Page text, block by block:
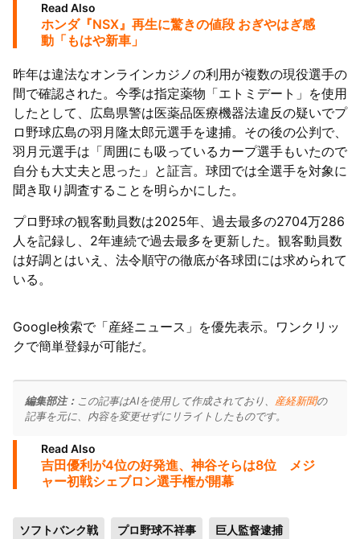
Read Also
ホンダ『NSX』再生に驚きの値段 おぎやはぎ感
動「もはや新車」
昨年は違法なオンラインカジノの利用が複数の現役選手の
間で確認された。今季は指定薬物「エトミデート」を使用
したとして、広島県警は医薬品医療機器法違反の疑いでプ
ロ野球広島の羽月隆太郎元選手を逮捕。その後の公判で、
羽月元選手は「周囲にも吸っているカープ選手もいたので
自分も大丈夫と思った」と証言。球団では全選手を対象に
聞き取り調査することを明らかにした。
プロ野球の観客動員数は2025年、過去最多の2704万286
人を記録し、2年連続で過去最多を更新した。観客動員数
は好調とはいえ、法令順守の徹底が各球団には求められて
いる。
Google検索で「産経ニュース」を優先表示。ワンクリッ
クで簡単登録が可能だ。
編集部注： この記事はAIを使用して作成されており、 産経新聞の
記事を元に、内容を変更せずにリライトしたものです。
Read Also
吉田優利が4位の好発進、神谷そらは8位 メジ
ャー初戦シェブロン選手権が開幕
ソフトバンク戦 プロ野球不祥事 巨人監督逮捕